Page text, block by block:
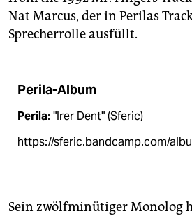
Nat Marcus, der in Perilas
Sprecherrolle ausfüllt.
Perila-Album
Perila: "Irer Dent" (Sferic)
https://sferic.bandcamp.com/
Sein zwölfminütiger Monolog